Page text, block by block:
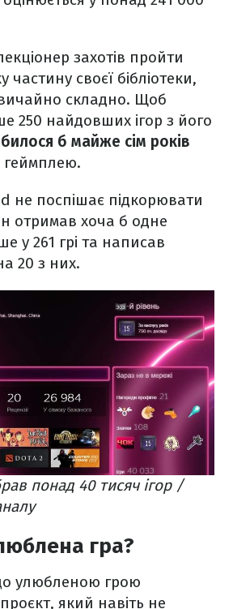
захотів пройти
частину своєї бібліотеки,
складно. Щоб
250 найдовших ігор з його
б майже сім років
геймплею.
не поспішає підкорювати
отримав хоча б одне
у 261 грі та написав
20 з них.
понад 40 тисяч ігор /
гра?
улюбленою грою
який навіть не